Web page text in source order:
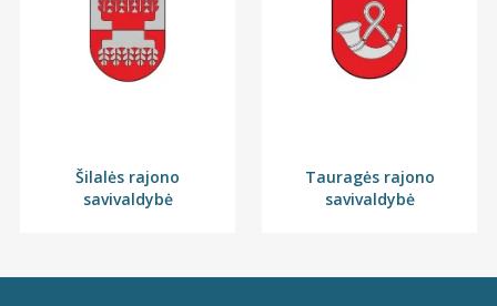
Šilalės rajono
savivaldybė
Tauragės rajono
savivaldybė